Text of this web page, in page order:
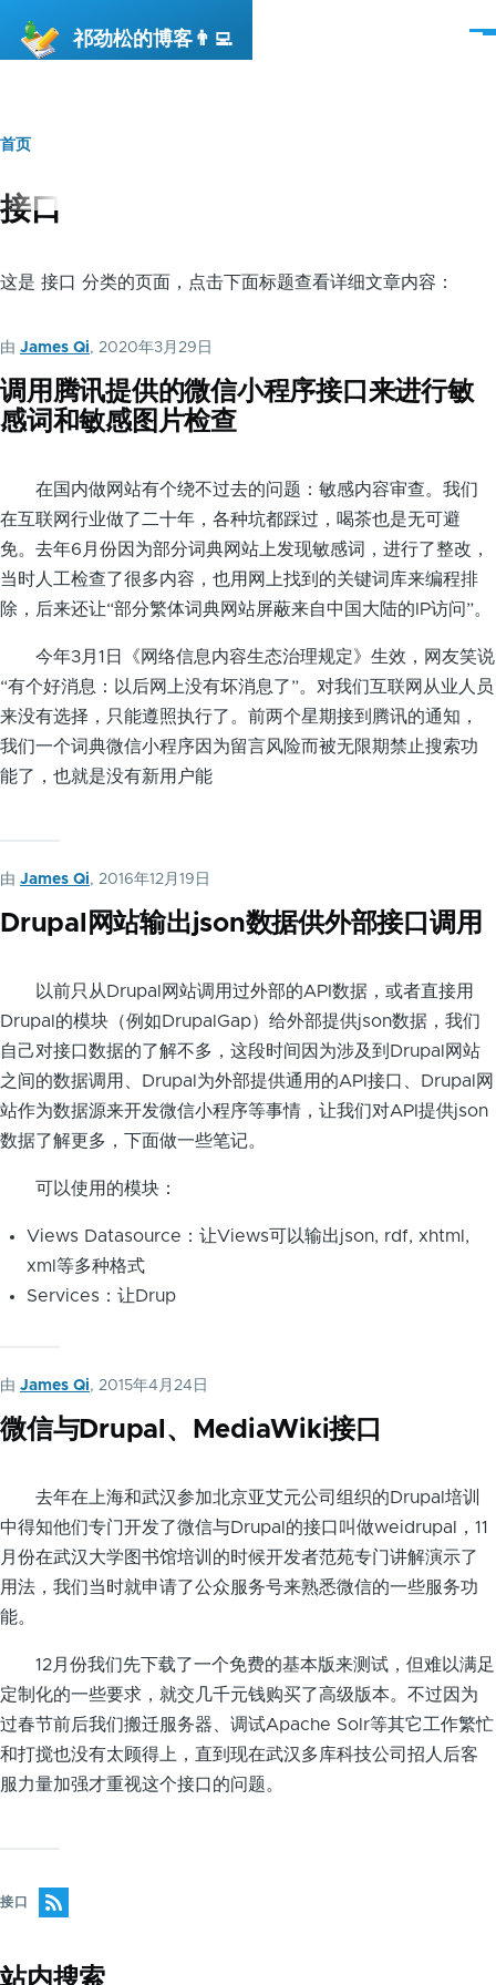
祁劲松的博客👨‍💻
菜
面
包
屑
首页
接口
这是 接口 分类的页面，点击下面标题查看详细文章内容：
由 James Qi, 2020年3月29日
调用腾讯提供的微信小程序接口来进行敏
感词和敏感图片检查
在国内做网站有个绕不过去的问题：敏感内容审查。我们
在互联网行业做了二十年，各种坑都踩过，喝茶也是无可避
免。去年6月份因为部分词典网站上发现敏感词，进行了整改，
当时人工检查了很多内容，也用网上找到的关键词库来编程排
除，后来还让“部分繁体词典网站屏蔽来自中国大陆的IP访问”。
今年3月1日《网络信息内容生态治理规定》生效，网友笑说
“有个好消息：以后网上没有坏消息了”。对我们互联网从业人员
来没有选择，只能遵照执行了。前两个星期接到腾讯的通知，
我们一个词典微信小程序因为留言风险而被无限期禁止搜索功
能了，也就是没有新用户能
由 James Qi, 2016年12月19日
Drupal网站输出json数据供外部接口调用
以前只从Drupal网站调用过外部的API数据，或者直接用
Drupal的模块（例如DrupalGap）给外部提供json数据，我们
自己对接口数据的了解不多，这段时间因为涉及到Drupal网站
之间的数据调用、Drupal为外部提供通用的API接口、Drupal网
站作为数据源来开发微信小程序等事情，让我们对API提供json
数据了解更多，下面做一些笔记。
可以使用的模块：
Views Datasource：让Views可以输出json, rdf, xhtml,
xml等多种格式
Services：让Drup
由 James Qi, 2015年4月24日
微信与Drupal、MediaWiki接口
去年在上海和武汉参加北京亚艾元公司组织的Drupal培训
中得知他们专门开发了微信与Drupal的接口叫做weidrupal，11
月份在武汉大学图书馆培训的时候开发者范苑专门讲解演示了
用法，我们当时就申请了公众服务号来熟悉微信的一些服务功
能。
12月份我们先下载了一个免费的基本版来测试，但难以满足
定制化的一些要求，就交几千元钱购买了高级版本。不过因为
过春节前后我们搬迁服务器、调试Apache Solr等其它工作繁忙
和打搅也没有太顾得上，直到现在武汉多库科技公司招人后客
服力量加强才重视这个接口的问题。
接口
站内搜索